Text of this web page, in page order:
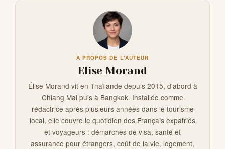
À PROPOS DE L'AUTEUR
Elise Morand
Élise Morand vit en Thaïlande depuis 2015, d'abord à
Chiang Mai puis à Bangkok. Installée comme
rédactrice après plusieurs années dans le tourisme
local, elle couvre le quotidien des Français expatriés
et voyageurs : démarches de visa, santé et
assurance pour étrangers, coût de la vie, logement,